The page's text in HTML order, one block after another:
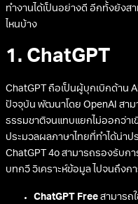
ทำงานได้เป็นอย่างดี อีกทั้งยังส
ไหนบ้าง
1. ChatGPT
ChatGPT ถือเป็นผู้บุกเบิกด้าน
ปัจจุบัน พัฒนาโดย OpenAI สาม
ธรรมชาติจนแทบแยกไม่ออกว่าเ
ประมวลผลภาษาไทยที่ทำได้น่าป
ChatGPT 4o สามารถรองรับก
บทกวี วิเคราะห์ข้อมูล ไปจนถึงก
ChatGPT Free สามารถ